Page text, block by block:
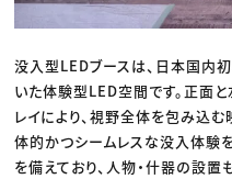
没入型LEDブースは、日本国内
いた体験型LED空間です。正面
レイにより、視野全体を包み込
体的かつシームレスな没入体験
を備えており、人物・什器の設置